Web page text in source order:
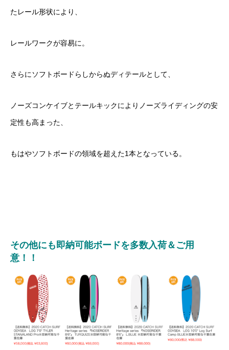
たレール形状により、
レールワークが容易に。
さらにソフトボードらしからぬディテールとして、
ノーズコンケイブとテールキックによりノーズライディングの安
定性も高まった、
もはやソフトボードの領域を超えた1本となっている。
その他にも即納可能ボードを多数入荷＆ご用
意！！